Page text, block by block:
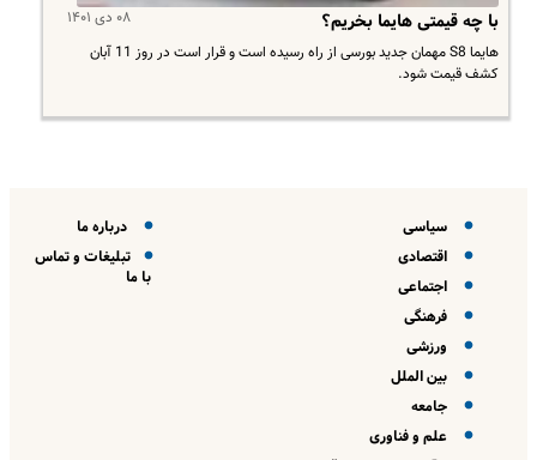
۰۸ دی ۱۴۰۱ با چه قیمتی هایما بخریم؟
هایما S8 مهمان جدید بورسی از راه رسیده است و قرار است در روز 11 آبان
کشف قیمت شود.
سیاسی
اقتصادی
اجتماعی
فرهنگی
ورزشی
بین الملل
جامعه
علم و فناوری
درباره ما
تبلیغات و تماس
با ما